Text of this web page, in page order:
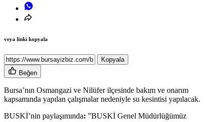
veya linki kopyala
Kopyala
Beğen
Bursa’nın Osmangazi ve Nilüfer ilçesinde bakım ve onarım
kapsamında yapılan çalışmalar nedeniyle su kesintisi yapılacak.
BUSKİ’nin paylaşımında: ”BUSKİ Genel Müdürlüğümüz